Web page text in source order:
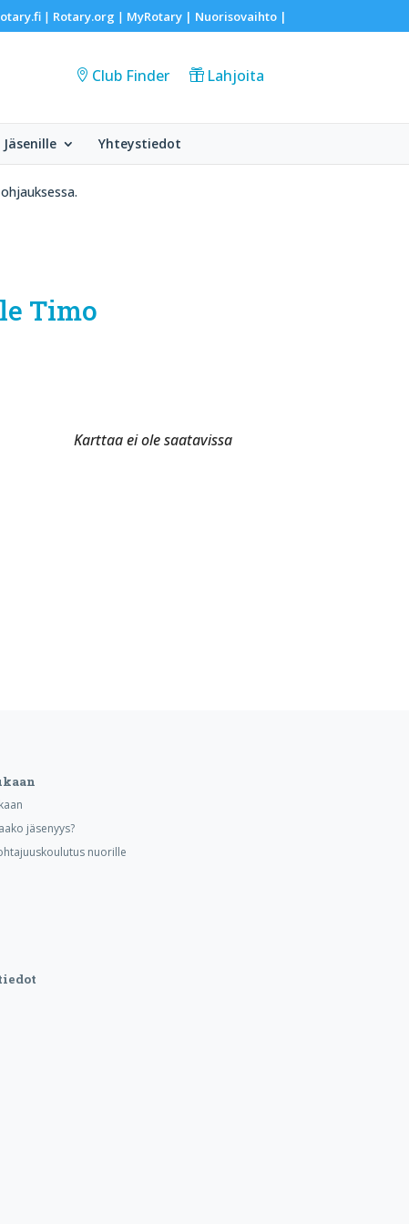
| Rotary.org | MyRotary | Nuorisovaihto|
Club Finder Lahjoita
Jäsenille Yhteystiedot
Timo
Karttaa ei ole saatavissa
jäsenyys?
nuorille